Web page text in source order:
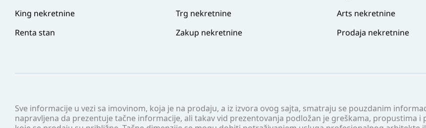
Sve informacije u vezi sa imovinom, koja je na prodaju, a iz izvora ovog sajta, smatraju se pouzdanim
napravljena da prezentuje tačne informacije, ali takav vid prezentovanja podložan je greškama, propustima i
King nekretnine
Trg nekretnine Arts nekretnine
Renta stan
Zakup nekretnine Prodaja nekretnine